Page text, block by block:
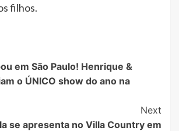
filhos.
em São Paulo! Henrique &
o ÚNICO show do ano na
Next
se apresenta no Villa Country em